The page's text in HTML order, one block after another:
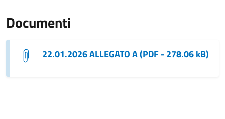
Documenti
22.01.2026 ALLEGATO A (PDF - 278.06 kB)